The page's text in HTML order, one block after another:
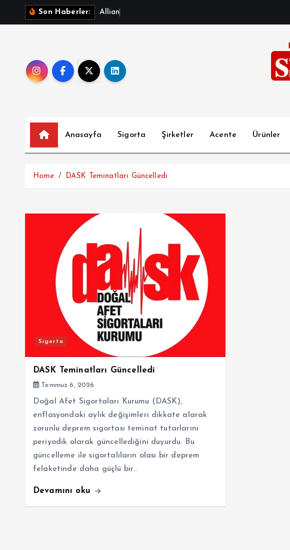
Son Haberler: A ian
Anasayfa Sigorta Şirketler Acente Ürünler
Home DASK Teminatları Güncelledi
Sigorta
DASK Teminatları Güncelledi
Temmuz 6, 2026
Doğal Afet Sigortaları Kurumu (DASK),
enflasyondaki aylık değişimleri dikkate alarak
zorunlu deprem sigortası teminat tutarlarını
periyodik olarak güncellediğini duyurdu. Bu
güncelleme ile sigortalıların olası bir deprem
felaketinde daha güçlü bir…
Devamını oku